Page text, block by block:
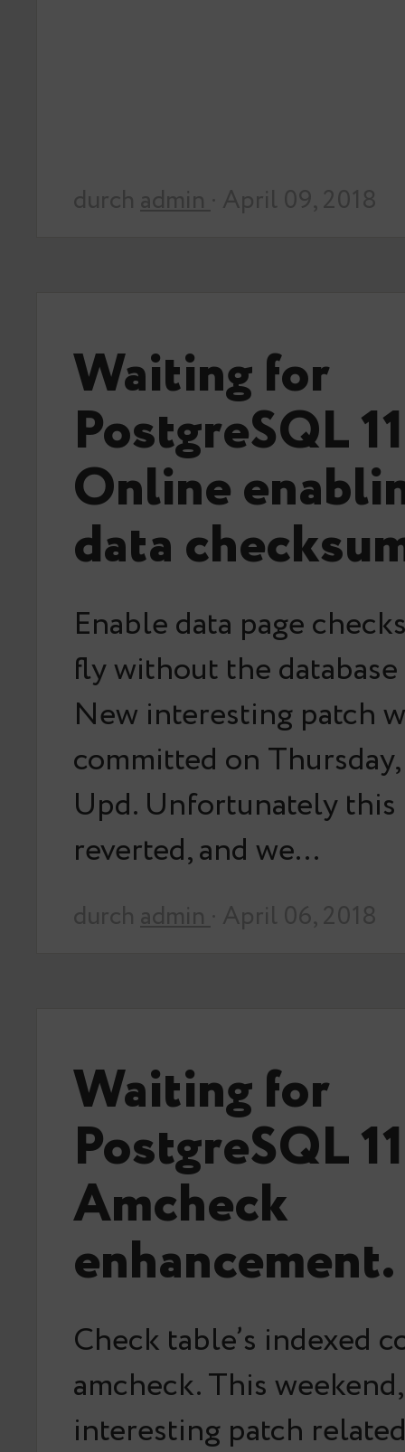
Waiting for
PostgreSQL
Online
data
Enable data page
fly without the
New interesting patch
committed on
Upd. Unfortunately this
reverted, and we…
Waiting for
PostgreSQL
Amcheck
enhancement.
Check table’s indexed
amcheck. This
interesting patch